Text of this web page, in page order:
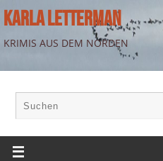
KARLA LETTERMAN
KRIMIS AUS DEM NORDEN